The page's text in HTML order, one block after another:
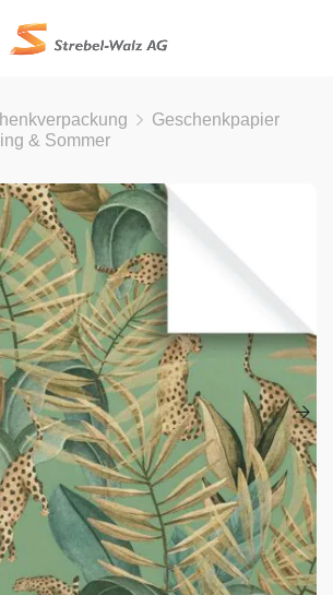
Geschenkpapier
& Sommer